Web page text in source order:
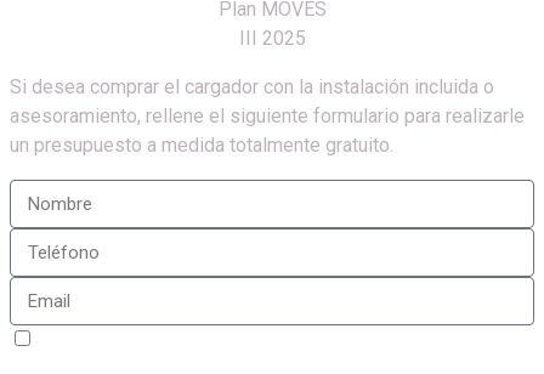
Si desea comprar el cargador con la instalación incluida o
asesoramiento, rellene el siguiente formulario para realizarle
un presupuesto a medida totalmente gratuito.